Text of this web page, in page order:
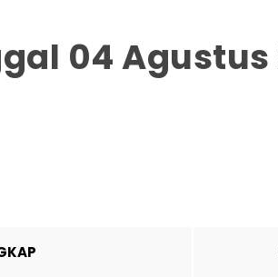
04 Agustus